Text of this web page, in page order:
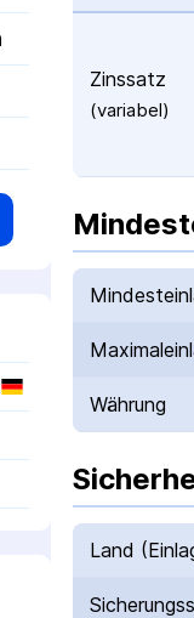
Zinssatz
(variabel)
Währung
Land